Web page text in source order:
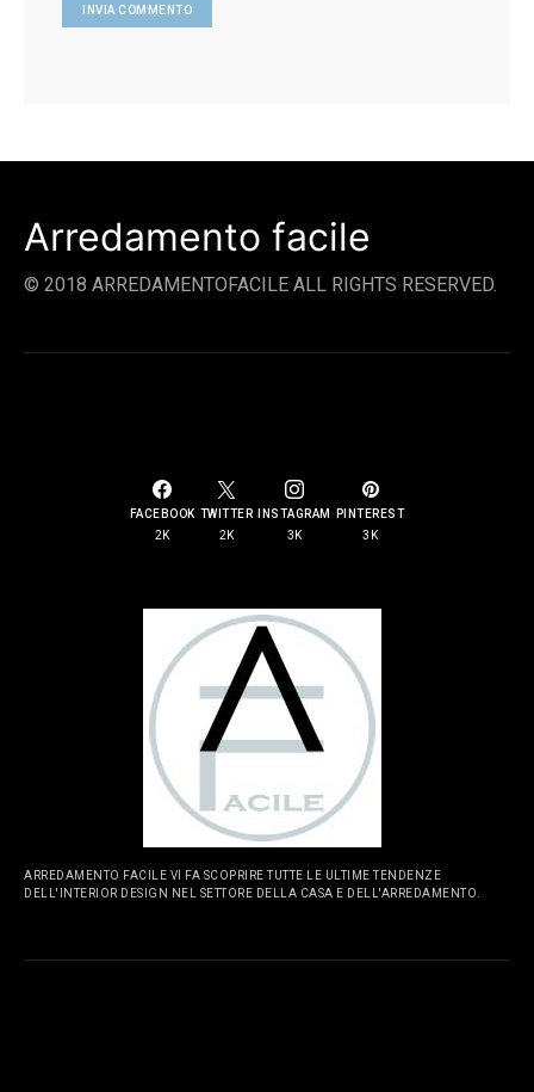
Arredamento facile
© 2018 ARREDAMENTOFACILE ALL RIGHTS RESERVED.
FACEBOOK
2K
TWITTER
2K
INSTAGRAM
3K
PINTEREST
3K
ARREDAMENTO FACILE VI FA SCOPRIRE TUTTE LE ULTIME TENDENZE
DELL'INTERIOR DESIGN NEL SETTORE DELLA CASA E DELL'ARREDAMENTO.